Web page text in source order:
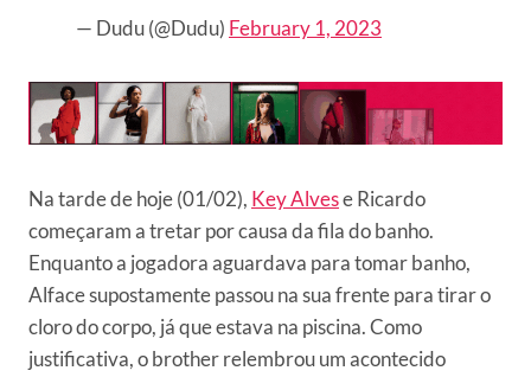
— Dudu (@Dudu) February 1, 2023
Na tarde de hoje (01/02), Key Alvese Ricardo
começaram a tretar por causa da fila do banho.
Enquanto a jogadora aguardava para tomar banho,
Alface supostamente passou na sua frente para tirar o
cloro do corpo, já que estava na piscina. Como
justificativa, o brother relembrou um acontecido